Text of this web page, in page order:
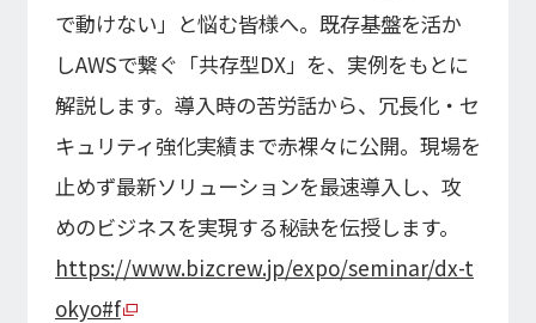
で動けない」と悩む皆様へ。既存基盤を活か
しAWSで繋ぐ「共存型DX」を、実例をもとに
解説します。導入時の苦労話から、冗長化・セ
キュリティ強化実績まで赤裸々に公開。現場を
止めず最新ソリューションを最速導入し、攻
めのビジネスを実現する秘訣を伝授します。
https://www.bizcrew.jp/expo/seminar/dx-t
okyo#f